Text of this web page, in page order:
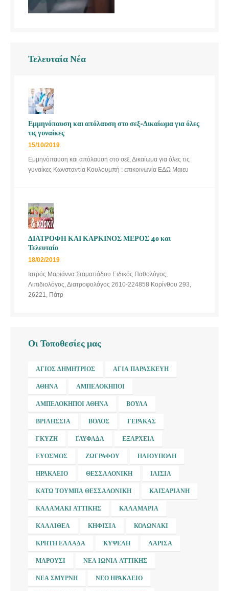
Τελευταία Νέα
Εμμηνόπαυση και απόλαυση στο σεξ-Δικαίωμα για όλες
τις γυναίκες
15/10/2019
Εμμηνόπαυση και απόλαυση στο σεξ, Δικαίωμα για όλες τις
γυναίκες Κωνσταντία Κουλουμπή : επικοινωνία ΕΔΩ Μαιευ
ΔΙΑΤΡΟΦΗ ΚΑΙ ΚΑΡΚΙΝΟΣ ΜΕΡΟΣ 4ο και
Τελευταίο
18/02/2019
Ιατρός Μαριάννα Σταματιάδου Ειδικός Παθολόγος,
Λιπιδιολόγος, Διατροφολόγος 2610-224858 Κορίνθου 293,
26221, Πάτρ
Οι Τοποθεσίες μας
ΆΓΙΟΣ ΔΗΜΉΤΡΙΟΣ ΑΓΊΑ ΠΑΡΑΣΚΕΥΉ
ΑΘΉΝΑ ΑΜΠΕΛΌΚΗΠΟΙ
ΑΜΠΕΛΌΚΗΠΟΙ ΑΘΉΝΑ ΒΟΎΛΑ
ΒΡΙΛΉΣΣΙΑ ΒΌΛΟΣ ΓΈΡΑΚΑΣ
ΓΚΎΖΗ ΓΛΥΦΆΔΑ ΕΞΆΡΧΕΙΑ
ΕΎΟΣΜΟΣ ΖΩΓΡΆΦΟΥ ΗΛΙΟΎΠΟΛΗ
ΗΡΆΚΛΕΙΟ ΘΕΣΣΑΛΟΝΊΚΗ ΙΛΊΣΙΑ
ΚΆΤΩ ΤΟΎΜΠΑ ΘΕΣΣΑΛΟΝΊΚΗ ΚΑΙΣΑΡΙΑΝΉ
ΚΑΛΑΜΆΚΙ ΑΤΤΙΚΉΣ ΚΑΛΑΜΑΡΙΆ
ΚΑΛΛΙΘΈΑ ΚΗΦΙΣΙΆ ΚΟΛΩΝΆΚΙ
ΚΡΉΤΗ ΕΛΛΆΔΑ ΚΥΨΈΛΗ ΛΆΡΙΣΑ
ΜΑΡΟΎΣΙ ΝΈΑ ΙΩΝΊΑ ΑΤΤΙΚΉΣ
ΝΈΑ ΣΜΎΡΝΗ ΝΈΟ ΗΡΆΚΛΕΙΟ